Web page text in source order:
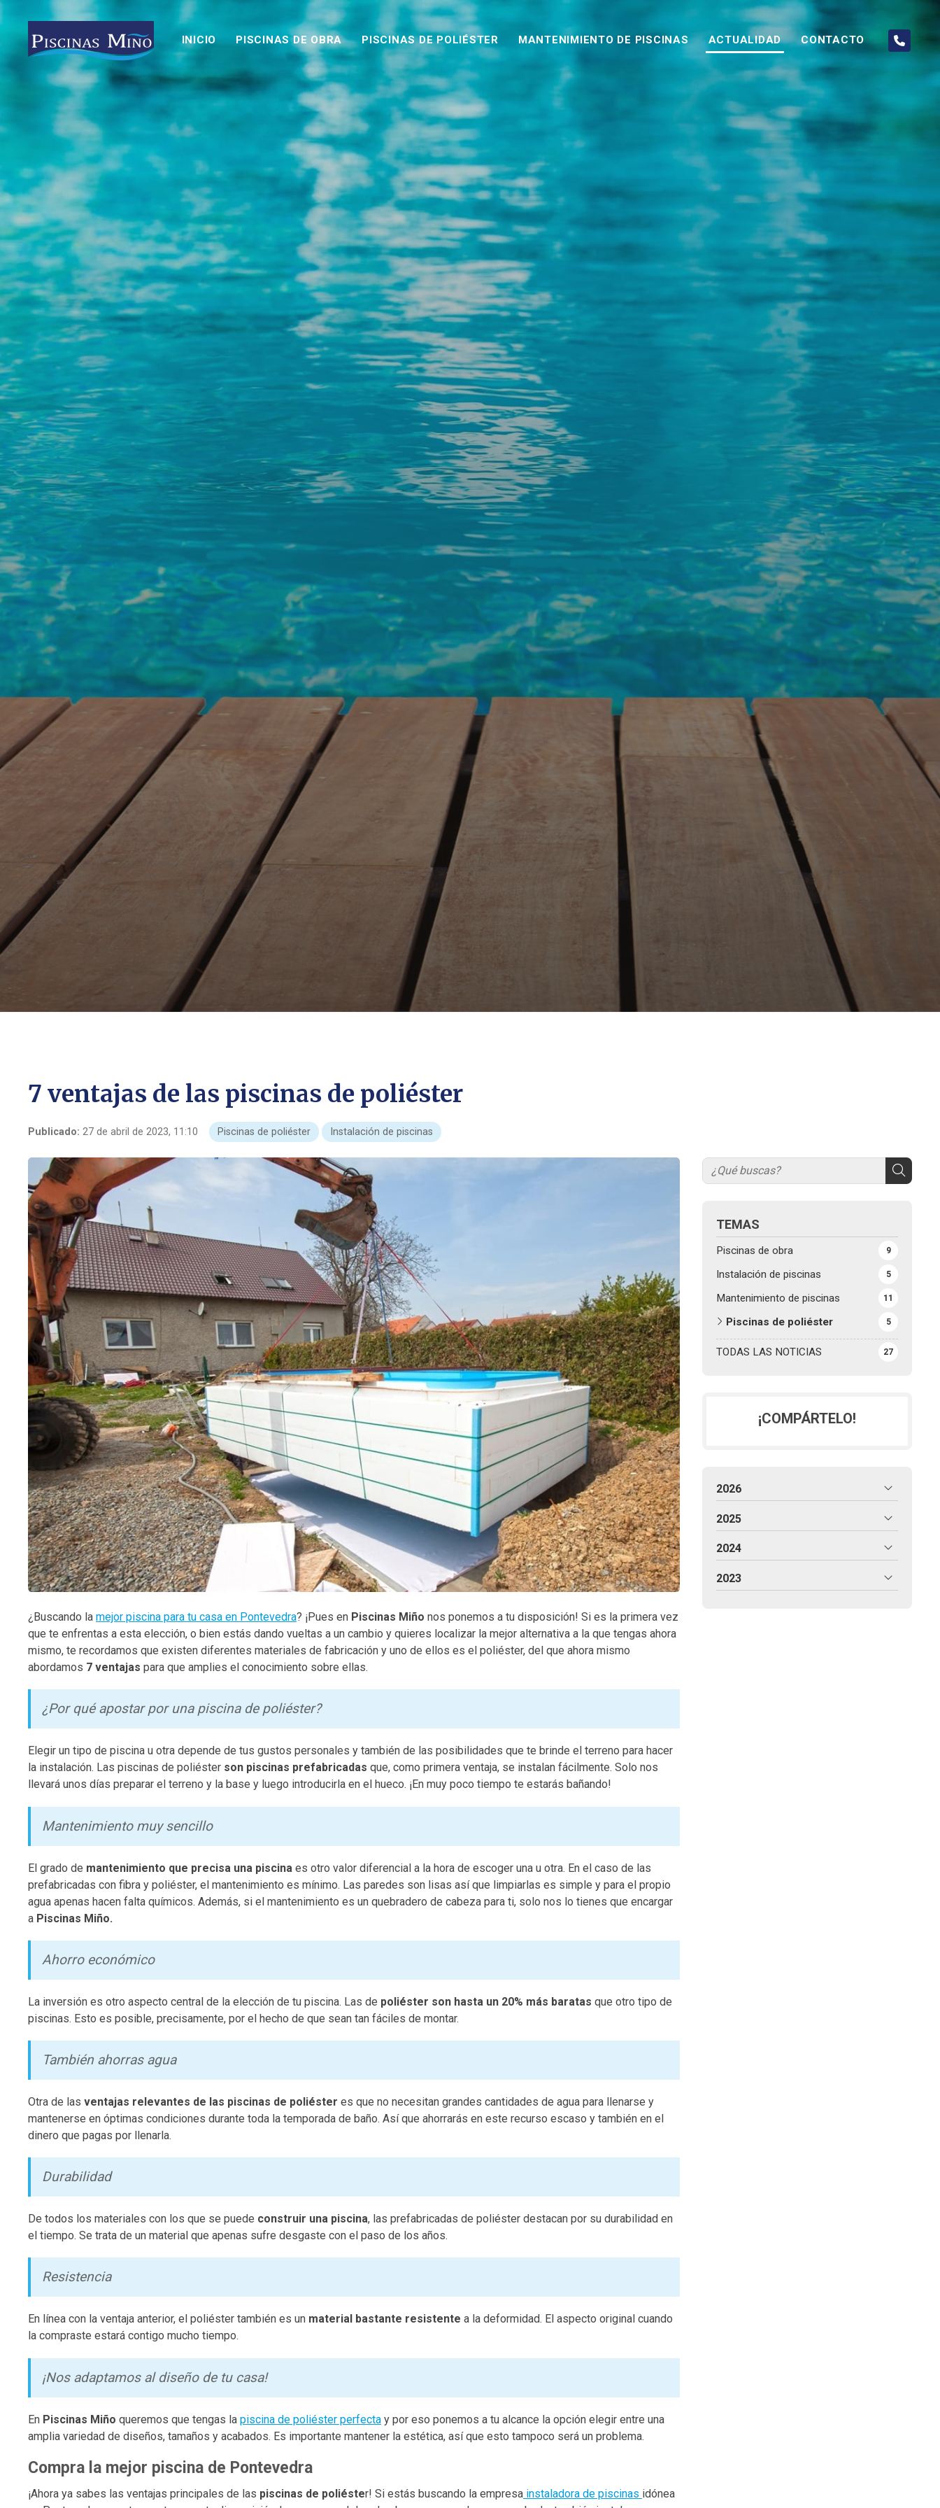
INICIO PISCINAS DE OBRA PISCINAS DE POLIÉSTER MANTENIMIENTO DE PISCINAS ACTUALIDAD CONTACTO
7 ventajas de las piscinas de poliéster
Publicado: 27 de abril de 2023, 11:10 Piscinas de poliéster Instalación de piscinas
TEMAS
TODAS LAS NOTICIAS 27
Piscinas de obra 9
Instalación de piscinas 5
Mantenimiento de piscinas 11
Piscinas de poliéster 5
¿Buscando la mejor piscina para tu casa en Pontevedra? ¡Pues en Piscinas Miño nos ponemos a tu disposición! Si es la primera vez
que te enfrentas a esta elección, o bien estás dando vueltas a un cambio y quieres localizar la mejor alternativa a la que tengas ahora
mismo, te recordamos que existen diferentes materiales de fabricación y uno de ellos es el poliéster, del que ahora mismo
abordamos 7 ventajas para que amplies el conocimiento sobre ellas.
¿Por qué apostar por una piscina de poliéster?
Elegir un tipo de piscina u otra depende de tus gustos personales y también de las posibilidades que te brinde el terreno para hacer
la instalación. Las piscinas de poliéster son piscinas prefabricadas que, como primera ventaja, se instalan fácilmente. Solo nos
llevará unos días preparar el terreno y la base y luego introducirla en el hueco. ¡En muy poco tiempo te estarás bañando!
Mantenimiento muy sencillo
El grado de mantenimiento que precisa una piscina es otro valor diferencial a la hora de escoger una u otra. En el caso de las
prefabricadas con fibra y poliéster, el mantenimiento es mínimo. Las paredes son lisas así que limpiarlas es simple y para el propio
agua apenas hacen falta químicos. Además, si el mantenimiento es un quebradero de cabeza para ti, solo nos lo tienes que encargar
a Piscinas Miño.
Ahorro económico
La inversión es otro aspecto central de la elección de tu piscina. Las de poliéster son hasta un 20% más baratas que otro tipo de
piscinas. Esto es posible, precisamente, por el hecho de que sean tan fáciles de montar.
También ahorras agua
Otra de las ventajas relevantes de las piscinas de poliéster es que no necesitan grandes cantidades de agua para llenarse y
mantenerse en óptimas condiciones durante toda la temporada de baño. Así que ahorrarás en este recurso escaso y también en el
dinero que pagas por llenarla.
Durabilidad
De todos los materiales con los que se puede construir una piscina, las prefabricadas de poliéster destacan por su durabilidad en
el tiempo. Se trata de un material que apenas sufre desgaste con el paso de los años.
Resistencia
En línea con la ventaja anterior, el poliéster también es un material bastante resistente a la deformidad. El aspecto original cuando
la compraste estará contigo mucho tiempo.
¡Nos adaptamos al diseño de tu casa!
En Piscinas Miño queremos que tengas la piscina de poliéster perfecta y por eso ponemos a tu alcance la opción elegir entre una
amplia variedad de diseños, tamaños y acabados. Es importante mantener la estética, así que esto tampoco será un problema.
Compra la mejor piscina de Pontevedra
¡Ahora ya sabes las ventajas principales de las piscinas de poliéster! Si estás buscando la empresa instaladora de piscinas idónea
¡COMPÁRTELO!
2026
2025
2024
2023